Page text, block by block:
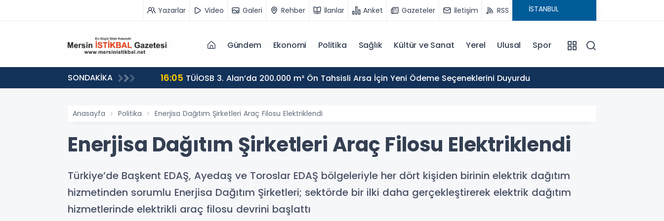
Yazarlar Video Galeri Rehber İlanlar Anket Gazeteler İletişim RSS
Gündem Ekonomi Politika Sağlık Kültür ve Sanat Yerel Ulusal Spor
SONDAKİKA 16:05 TÜİOSB 3. Alan’da 200.000 m² Ön Tahsisli Arsa İçin Yeni Ödeme Seçeneklerini Duyurdu
Anasayfa Politika Enerjisa Dağıtım Şirketleri Araç Filosu Elektriklendi
Enerjisa Dağıtım Şirketleri Araç Filosu Elektriklendi
Türkiye’de Başkent EDAŞ, Ayedaş ve Toroslar EDAŞ bölgeleriyle her dört kişiden birinin elektrik dağıtım
hizmetinden sorumlu Enerjisa Dağıtım Şirketleri; sektörde bir ilki daha gerçekleştirerek elektrik dağıtım
hizmetlerinde elektrikli araç filosu devrini başlattı